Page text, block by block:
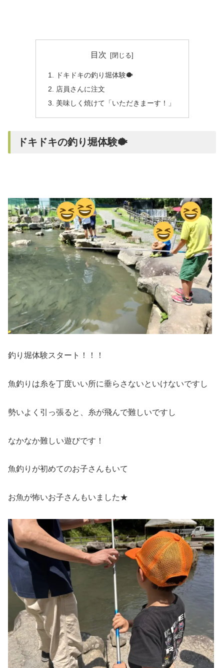
目次
ドキドキの釣り堀体験🐡
店員さんに注文
美味しく焼けて「いただきまーす！」
ドキドキの釣り堀体験🐡
釣り堀体験スタート！！！
魚釣りは糸を丁度いい所に垂らさないといけないですし
勢いよく引っ張ると、糸が飛んで難しいですし
なかなか難しい遊びです！
魚釣りが初めてのお子さんもいて
お魚が怖いお子さんもいました★